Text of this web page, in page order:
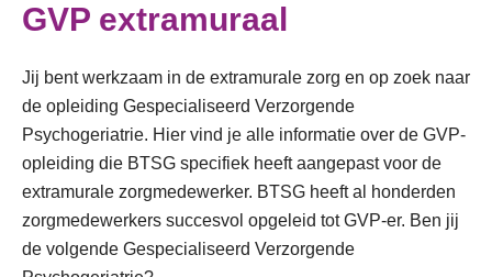
GVP extramuraal
Jij bent werkzaam in de extramurale zorg en op zoek naar
de opleiding Gespecialiseerd Verzorgende
Psychogeriatrie. Hier vind je alle informatie over de GVP-
opleiding die BTSG specifiek heeft aangepast voor de
extramurale zorgmedewerker. BTSG heeft al honderden
zorgmedewerkers succesvol opgeleid tot GVP-er. Ben jij
de volgende Gespecialiseerd Verzorgende